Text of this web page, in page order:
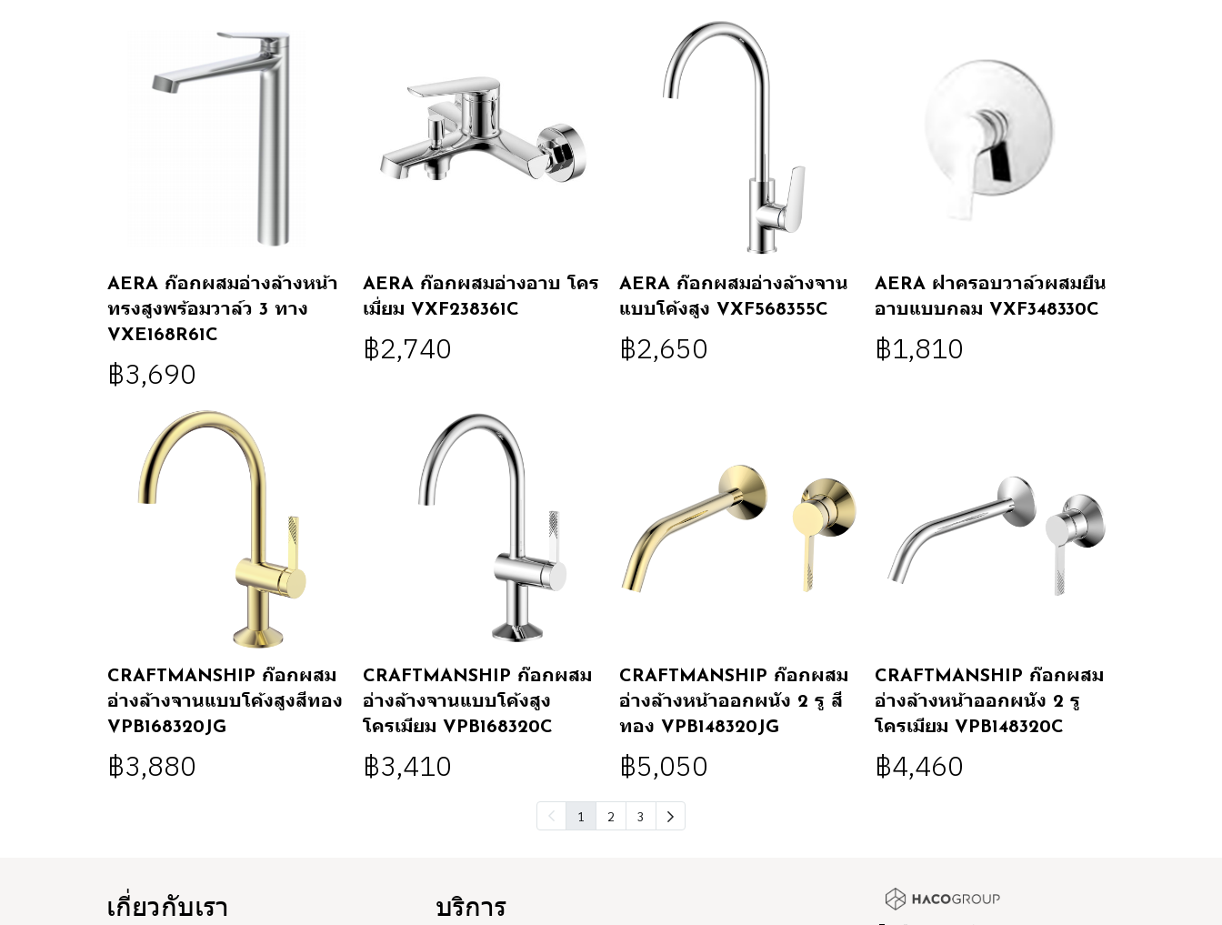
AERA ก๊อกผสมอ่างล้างหน้า
ทรงสูงพร้อมวาล์ว 3 ทาง
VXE168R61C
฿3,690
AERA ก๊อกผสมอ่างอาบ โคร
เมี่ยม VXF238361C
฿2,740
AERA ก๊อกผสมอ่างล้างจาน
แบบโค้งสูง VXF568355C
฿2,650
AERA ฝาครอบวาล์วผสมยืน
อาบแบบกลม VXF348330C
฿1,810
CRAFTMANSHIP ก๊อกผสม
อ่างล้างจานแบบโค้งสูงสีทอง
VPB168320JG
฿3,880
CRAFTMANSHIP ก๊อกผสม
อ่างล้างจานแบบโค้งสูง
โครเมียม VPB168320C
฿3,410
CRAFTMANSHIP ก๊อกผสม
อ่างล้างหน้าออกผนัง 2 รู สี
ทอง VPB148320JG
฿5,050
CRAFTMANSHIP ก๊อกผสม
อ่างล้างหน้าออกผนัง 2 รู
โครเมียม VPB148320C
฿4,460
1 2 3
เกี่ยวกับเรา บริการ